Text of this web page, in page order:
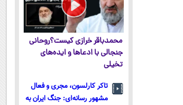
محمدباقر خرازی کیست؟روحانی
جنجالی با ادعاها و ایده‌های
تخیلی
تاکر کارلسون، مجری و فعال
مشهور رسانه‌ای: جنگ ایران به